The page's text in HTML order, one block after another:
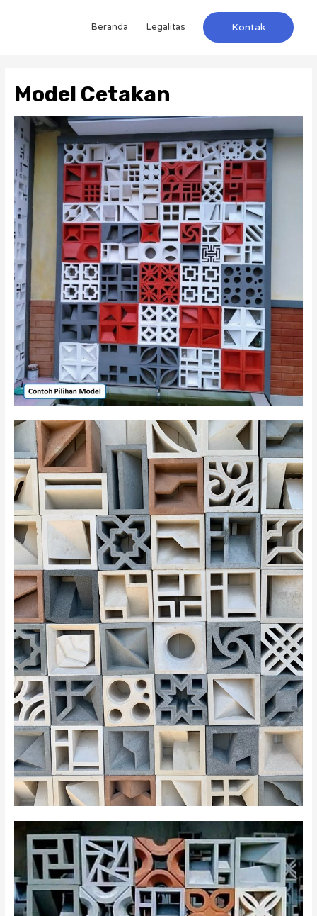
Beranda Legalitas Kontak
Model Cetakan